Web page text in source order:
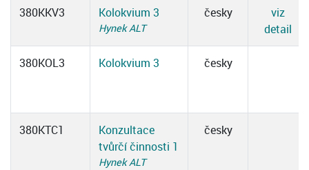
380KKV3 Kolokvium 3
Hynek ALT
česky
viz
detail
380KOL3 Kolokvium 3 česky
380KTC1
Konzultace
tvůrčí činnosti 1
Hynek ALT
česky